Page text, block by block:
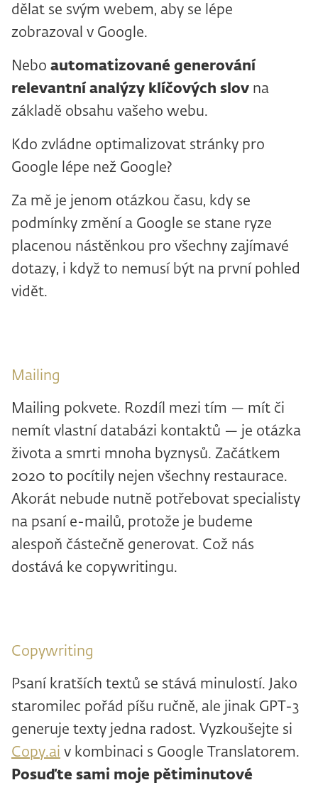
dělat se svým webem, aby se lépe
zobrazoval v Google.
Nebo automatizované generování
relevantní analýzy klíčových slov na
základě obsahu vašeho webu.
Kdo zvládne optimalizovat stránky pro
Google lépe než Google?
Za mě je jenom otázkou času, kdy se
podmínky změní a Google se stane ryze
placenou nástěnkou pro všechny zajímavé
dotazy, i když to nemusí být na první pohled
vidět.
Mailing
Mailing pokvete. Rozdíl mezi tím — mít či
nemít vlastní databázi kontaktů — je otázka
života a smrti mnoha byznysů. Začátkem
2020 to pocítily nejen všechny restaurace.
Akorát nebude nutně potřebovat specialisty
na psaní e-mailů, protože je budeme
alespoň částečně generovat. Což nás
dostává ke copywritingu.
Copywriting
Psaní kratších textů se stává minulostí. Jako
staromilec pořád píšu ručně, ale jinak GPT-3
generuje texty jedna radost. Vyzkoušejte si
Copy.ai v kombinaci s Google Translatorem.
Posuďte sami moje pětiminutové